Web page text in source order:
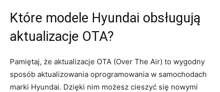
Które⁤ modele Hyundai obsługują
aktualizacje OTA?
Pamiętaj, że aktualizacje OTA (Over The Air) to wygodny
sposób aktualizowania ​oprogramowania w samochodach‍
marki Hyundai. Dzięki nim możesz cieszyć się nowymi ​